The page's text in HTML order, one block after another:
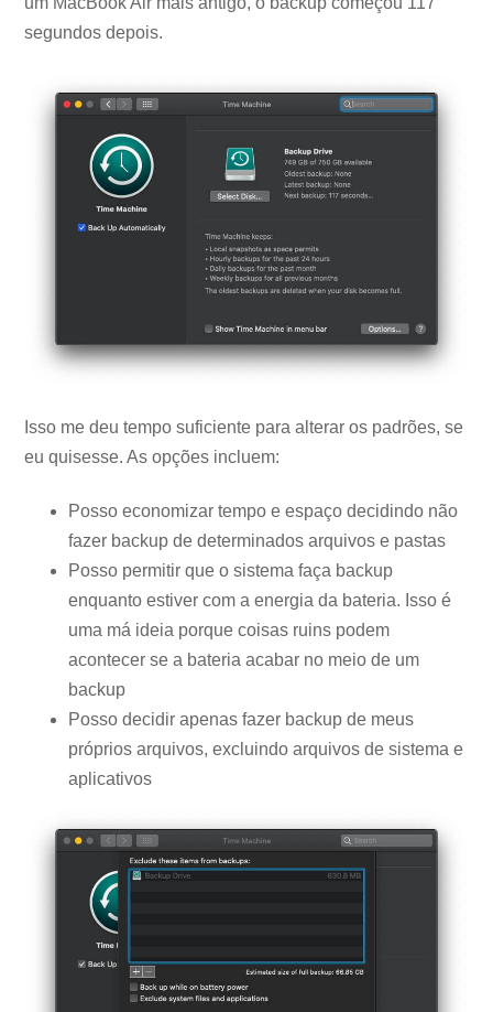
segundos depois.
Isso me deu tempo suficiente para alterar os padrões, se
eu quisesse. As opções incluem:
Posso economizar tempo e espaço decidindo não
fazer backup de determinados arquivos e pastas
Posso permitir que o sistema faça backup
enquanto estiver com a energia da bateria. Isso é
uma má ideia porque coisas ruins podem
acontecer se a bateria acabar no meio de um
backup
Posso decidir apenas fazer backup de meus
próprios arquivos, excluindo arquivos de sistema e
aplicativos